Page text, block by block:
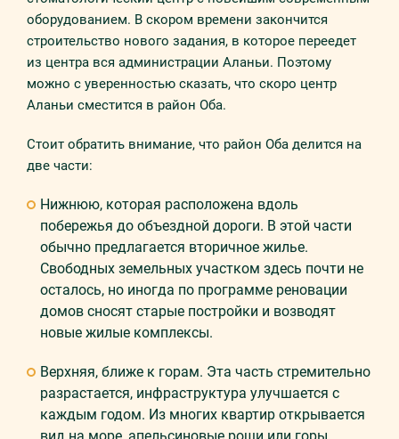
оборудованием. В скором времени закончится
строительство нового задания, в которое переедет
из центра вся администрации Аланьи. Поэтому
можно с уверенностью сказать, что скоро центр
Аланьи сместится в район Оба.
Стоит обратить внимание, что район Оба делится на
две части:
Нижнюю, которая расположена вдоль
побережья до объездной дороги. В этой части
обычно предлагается вторичное жилье.
Свободных земельных участком здесь почти не
осталось, но иногда по программе реновации
домов сносят старые постройки и возводят
новые жилые комплексы.
Верхняя, ближе к горам. Эта часть стремительно
разрастается, инфраструктура улучшается с
каждым годом. Из многих квартир открывается